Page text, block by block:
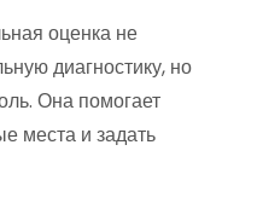
оценка не
диагностику, но
Она помогает
места и задать